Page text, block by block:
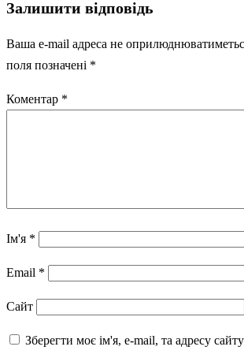
Залишити відповідь
Ваша e-mail адреса не
поля позначені *
Коментар *
Ім'я *
Email *
Сайт
Зберегти моє ім'я, e-mail, та адресу